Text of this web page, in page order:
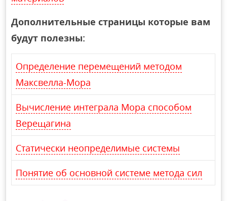
Дополнительные страницы которые вам
будут полезны:
Определение перемещений методом
Максвелла-Мора
Вычисление интеграла Мора способом
Верещагина
Статически неопределимые системы
Понятие об основной системе метода сил